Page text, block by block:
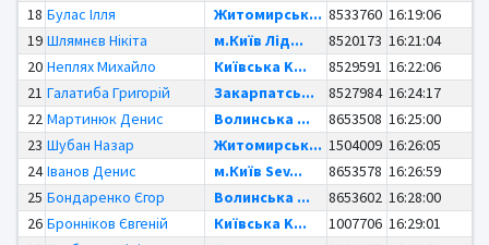
18 Булас Ілля Житомирськ... 8533760 16:19:06
19 Шлямнєв Нікіта м.Київ Лід... 8520173 16:21:04
20 Неплях Михайло Київська K... 8529591 16:22:06
21 Галатиба Григорій Закарпатсь... 8527984 16:24:17
22 Мартинюк Денис Волинська ... 8653508 16:25:00
23 Шубан Назар Житомирськ... 1504009 16:26:05
24 Іванов Денис м.Київ Sev... 8653578 16:26:59
25 Бондаренко Єгор Волинська ... 8653602 16:28:00
26 Бронніков Євгеній Київська K... 1007706 16:29:01